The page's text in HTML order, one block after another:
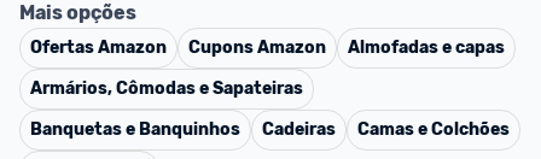
Mais opções
OfertasAmazon CuponsAmazon
Almofadas e capas
Armários, Cômodas e Sapateiras
Banquetas e Banquinhos
Cadeiras
Camas e Colchões